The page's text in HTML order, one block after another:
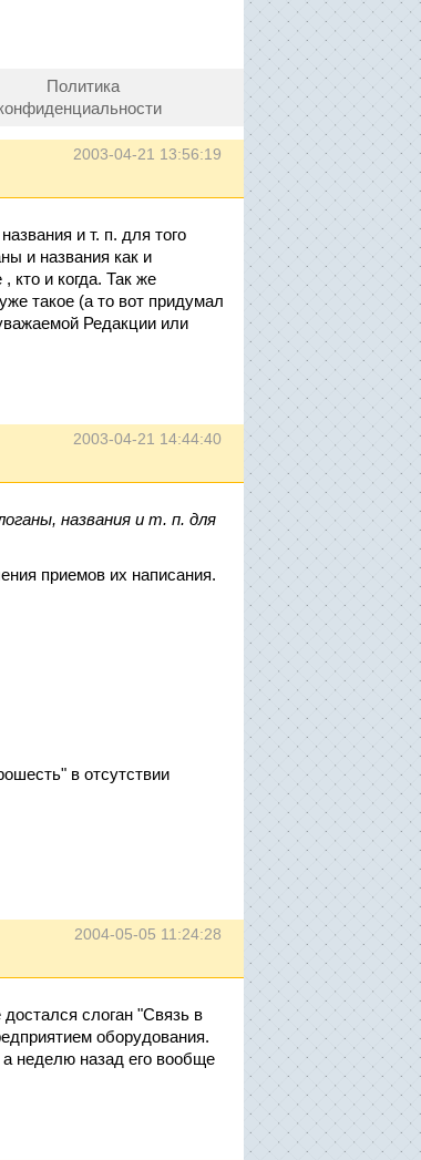
Политика
2003-04-21 13:56:19
и т. п. для того
и названия как и
кто и когда. Так же
такое (а то вот придумал
Редакции или
2003-04-21 14:44:40
названия и т. п. для
приемов их написания.
в отсутствии
2004-05-05 11:24:28
слоган "Связь в
оборудования.
неделю назад его вообще